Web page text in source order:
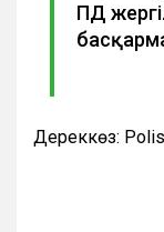
ПД
Дереккөз: